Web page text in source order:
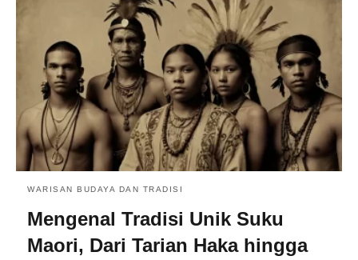
WARISAN BUDAYA DAN TRADISI
Mengenal Tradisi Unik Suku
Maori, Dari Tarian Haka hingga